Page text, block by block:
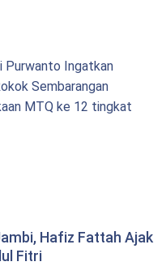
Purwanto Ingatkan
Sembarangan
MTQ ke 12 tingkat
Hafiz Fattah Ajak
Fitri